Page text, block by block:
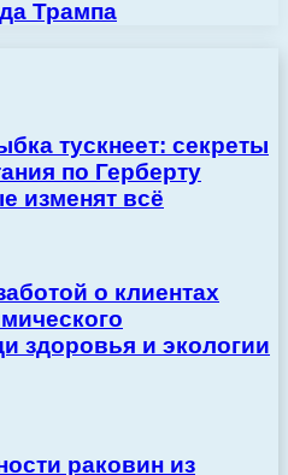
Трампа
тускнеет: секреты
по Герберту
изменят всё
о клиентах
здоровья и экологии
раковин из